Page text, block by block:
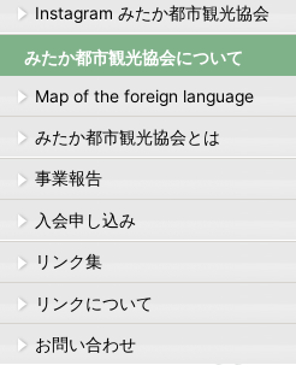
Instagram みたか都市観光協会
みたか都市観光協会について
Map of the foreign language
みたか都市観光協会とは
事業報告
入会申し込み
リンク集
リンクについて
お問い合わせ